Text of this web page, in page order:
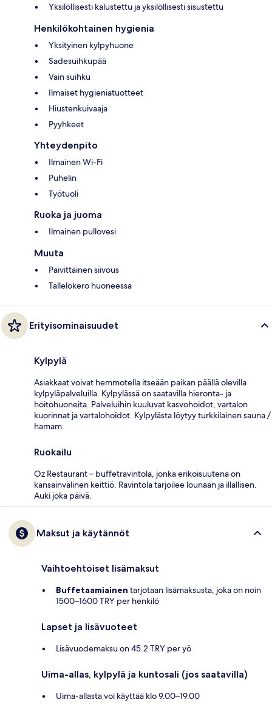
Yksilöllisesti kalustettu ja yksilöllisesti sisustettu
Henkilökohtainen hygienia
Yksityinen kylpyhuone
Sadesuihkupää
Vain suihku
Ilmaiset hygieniatuotteet
Hiustenkuivaaja
Pyyhkeet
Yhteydenpito
Ilmainen Wi-Fi
Puhelin
Työtuoli
Ruoka ja juoma
Ilmainen pullovesi
Muuta
Päivittäinen siivous
Tallelokero huoneessa
Erityisominaisuudet
Kylpylä
Asiakkaat voivat hemmotella itseään paikan päällä olevilla
kylpyläpalveluilla. Kylpylässä on saatavilla hieronta- ja
hoitohuoneita. Palveluihin kuuluvat kasvohoidot, vartalon
kuorinnat ja vartalohoidot. Kylpylästa löytyy turkkilainen sauna /
hamam.
Ruokailu
Oz Restaurant – buffetravintola, jonka erikoisuutena on
kansainvälinen keittiö. Ravintola tarjoilee lounaan ja illallisen.
Auki joka päivä.
Maksut ja käytännöt
Vaihtoehtoiset lisämaksut
Buffetaamiainen tarjotaan lisämaksusta, joka on noin
1500–1600 TRY per henkilö
Lapset ja lisävuoteet
Lisävuodemaksu on 45.2 TRY per yö
Uima-allas, kylpylä ja kuntosali (jos saatavilla)
Uima-allasta voi käyttää klo 9.00–19.00